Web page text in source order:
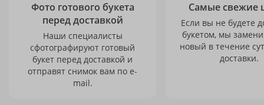
Фото готового букета
перед доставкой
Наши специалисты
сфотографируют готовый
букет перед доставкой и
отправят снимок вам по e-
mail.
Самые свежие
Если вы не будете
букетом, мы
новый в течение
доставки.